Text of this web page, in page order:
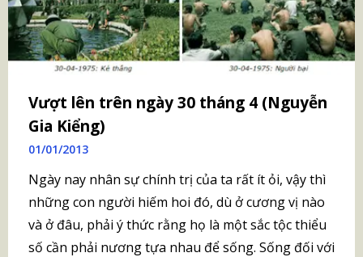
Vượt lên trên ngày 30 tháng 4 (Nguyễn
Gia Kiểng)
01/01/2013
Ngày nay nhân sự chính trị của ta rất ít ỏi, vậy thì
những con người hiếm hoi đó, dù ở cương vị nào
và ở đâu, phải ý thức rằng họ là một sắc tộc thiểu
số cần phải nương tựa nhau để sống. Sống đối với